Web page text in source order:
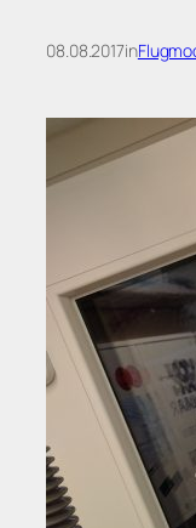
08.08.2017in